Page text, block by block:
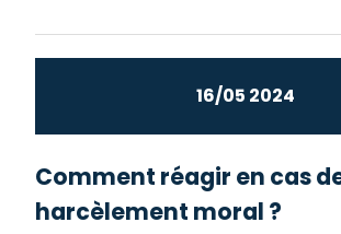
16/05 2024
Comment réagir en cas
harcèlement moral ?